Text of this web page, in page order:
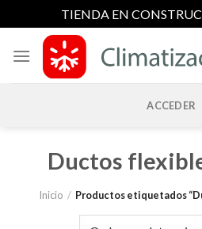
TIENDA EN
contenido
ACCEDER
Ductos
Inicio / Productos etiquetados